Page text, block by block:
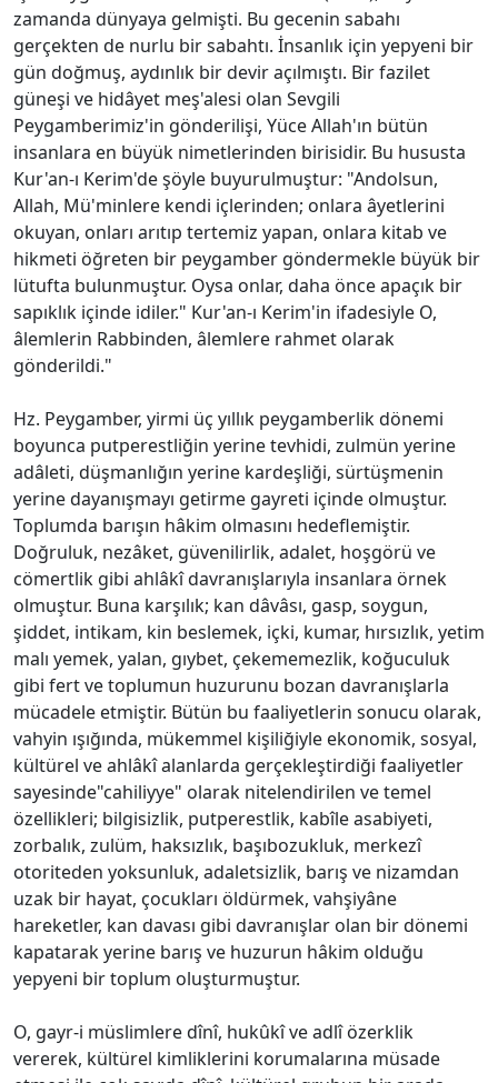
zamanda dünyaya gelmişti. Bu gecenin sabahı
gerçekten de nurlu bir sabahtı. İnsanlık için yepyeni bir
gün doğmuş, aydınlık bir devir açılmıştı. Bir fazilet
güneşi ve hidâyet meş'alesi olan Sevgili
Peygamberimiz'in gönderilişi, Yüce Allah'ın bütün
insanlara en büyük nimetlerinden birisidir. Bu hususta
Kur'an-ı Kerim'de şöyle buyurulmuştur: "Andolsun,
Allah, Mü'minlere kendi içlerinden; onlara âyetlerini
okuyan, onları arıtıp tertemiz yapan, onlara kitab ve
hikmeti öğreten bir peygamber göndermekle büyük bir
lütufta bulunmuştur. Oysa onlar, daha önce apaçık bir
sapıklık içinde idiler." Kur'an-ı Kerim'in ifadesiyle O,
âlemlerin Rabbinden, âlemlere rahmet olarak
gönderildi."
Hz. Peygamber, yirmi üç yıllık peygamberlik dönemi
boyunca putperestliğin yerine tevhidi, zulmün yerine
adâleti, düşmanlığın yerine kardeşliği, sürtüşmenin
yerine dayanışmayı getirme gayreti içinde olmuştur.
Toplumda barışın hâkim olmasını hedeflemiştir.
Doğruluk, nezâket, güvenilirlik, adalet, hoşgörü ve
cömertlik gibi ahlâkî davranışlarıyla insanlara örnek
olmuştur. Buna karşılık; kan dâvâsı, gasp, soygun,
şiddet, intikam, kin beslemek, içki, kumar, hırsızlık, yetim
malı yemek, yalan, gıybet, çekememezlik, koğuculuk
gibi fert ve toplumun huzurunu bozan davranışlarla
mücadele etmiştir. Bütün bu faaliyetlerin sonucu olarak,
vahyin ışığında, mükemmel kişiliğiyle ekonomik, sosyal,
kültürel ve ahlâkî alanlarda gerçekleştirdiği faaliyetler
sayesinde"cahiliyye" olarak nitelendirilen ve temel
özellikleri; bilgisizlik, putperestlik, kabîle asabiyeti,
zorbalık, zulüm, haksızlık, başıbozukluk, merkezî
otoriteden yoksunluk, adaletsizlik, barış ve nizamdan
uzak bir hayat, çocukları öldürmek, vahşiyâne
hareketler, kan davası gibi davranışlar olan bir dönemi
kapatarak yerine barış ve huzurun hâkim olduğu
yepyeni bir toplum oluşturmuştur.
O, gayr-i müslimlere dînî, hukûkî ve adlî özerklik
vererek, kültürel kimliklerini korumalarına müsade